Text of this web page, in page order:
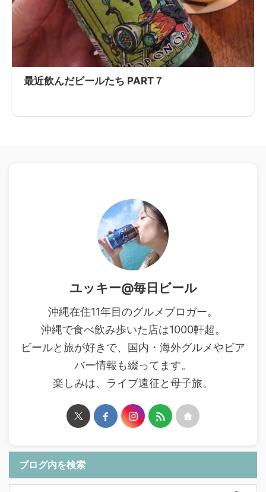
最近飲んだビールたち PART７
ユッキー@毎日ビール
沖縄在住11年目のグルメブロガー。
沖縄で食べ飲み歩いた店は1000軒超。
ビールと旅が好きで、国内・海外グルメやビア
バー情報も綴ってます。
楽しみは、ライブ遠征と母子旅。
ブログ内を検索